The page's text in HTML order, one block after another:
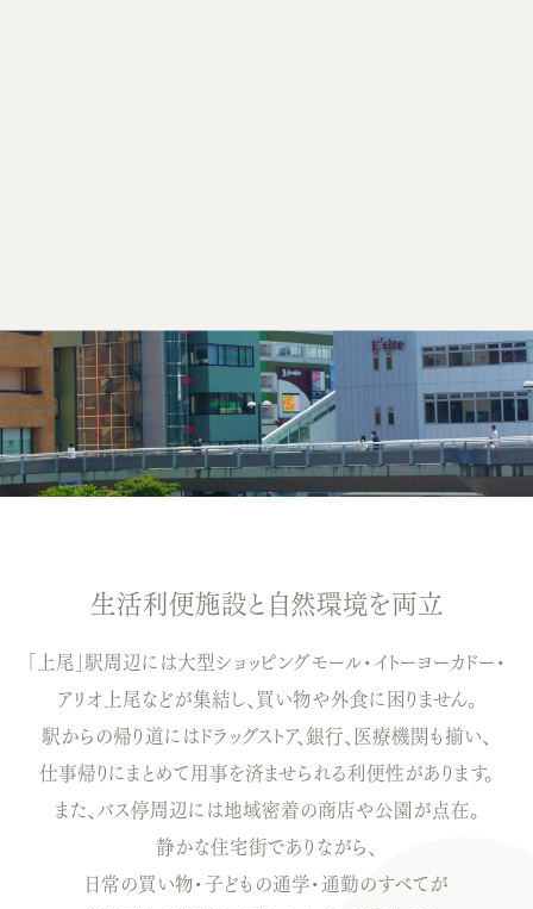
生活利便施設と自然環境を両立
「上尾」駅周辺には大型ショッピングモール・イトーヨーカドー・
アリオ上尾などが集結し、買い物や外食に困りません。
駅からの帰り道にはドラッグストア、銀行、医療機関も揃い、
仕事帰りにまとめて用事を済ませられる利便性があります。
また、バス停周辺には地域密着の商店や公園が点在。
静かな住宅街でありながら、
日常の買い物・子どもの通学・通勤のすべてが